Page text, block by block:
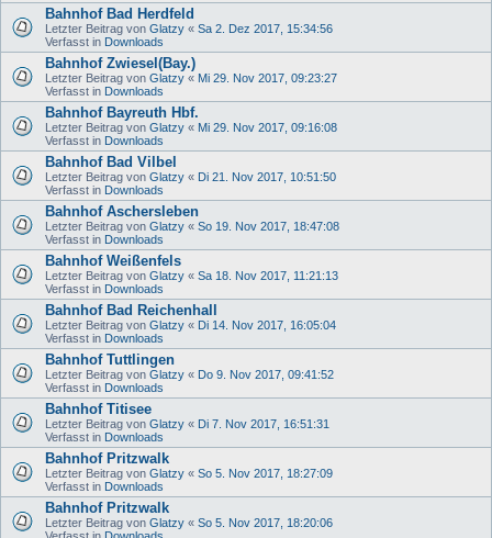
Bahnhof Bad Herdfeld
Letzter Beitrag von Glatzy « Sa 2. Dez 2017, 15:34:56
Verfasst in Downloads
Bahnhof Zwiesel(Bay.)
Letzter Beitrag von Glatzy « Mi 29. Nov 2017, 09:23:27
Verfasst in Downloads
Bahnhof Bayreuth Hbf.
Letzter Beitrag von Glatzy « Mi 29. Nov 2017, 09:16:08
Verfasst in Downloads
Bahnhof Bad Vilbel
Letzter Beitrag von Glatzy « Di 21. Nov 2017, 10:51:50
Verfasst in Downloads
Bahnhof Aschersleben
Letzter Beitrag von Glatzy « So 19. Nov 2017, 18:47:08
Verfasst in Downloads
Bahnhof Weißenfels
Letzter Beitrag von Glatzy « Sa 18. Nov 2017, 11:21:13
Verfasst in Downloads
Bahnhof Bad Reichenhall
Letzter Beitrag von Glatzy « Di 14. Nov 2017, 16:05:04
Verfasst in Downloads
Bahnhof Tuttlingen
Letzter Beitrag von Glatzy « Do 9. Nov 2017, 09:41:52
Verfasst in Downloads
Bahnhof Titisee
Letzter Beitrag von Glatzy « Di 7. Nov 2017, 16:51:31
Verfasst in Downloads
Bahnhof Pritzwalk
Letzter Beitrag von Glatzy « So 5. Nov 2017, 18:27:09
Verfasst in Downloads
Bahnhof Pritzwalk
Letzter Beitrag von Glatzy « So 5. Nov 2017, 18:20:06
Verfasst in Downloads